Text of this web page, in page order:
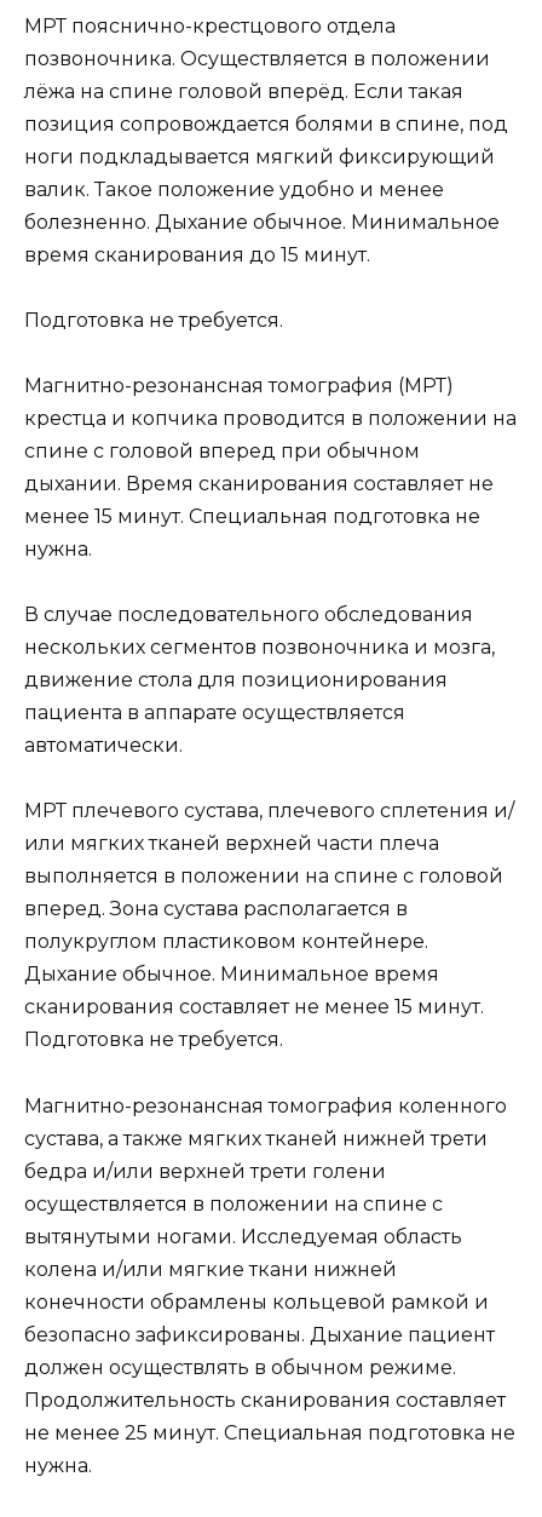
МРТ пояснично-крестцового отдела
позвоночника. Осуществляется в положении
лёжа на спине головой вперёд. Если такая
позиция сопровождается болями в спине, под
ноги подкладывается мягкий фиксирующий
валик. Такое положение удобно и менее
болезненно. Дыхание обычное. Минимальное
время сканирования до 15 минут.
Подготовка не требуется.
Магнитно-резонансная томография (МРТ)
крестца и копчика проводится в положении на
спине с головой вперед при обычном
дыхании. Время сканирования составляет не
менее 15 минут. Специальная подготовка не
нужна.
В случае последовательного обследования
нескольких сегментов позвоночника и мозга,
движение стола для позиционирования
пациента в аппарате осуществляется
автоматически.
МРТ плечевого сустава, плечевого сплетения и/
или мягких тканей верхней части плеча
выполняется в положении на спине с головой
вперед. Зона сустава располагается в
полукруглом пластиковом контейнере.
Дыхание обычное. Минимальное время
сканирования составляет не менее 15 минут.
Подготовка не требуется.
Магнитно-резонансная томография коленного
сустава, а также мягких тканей нижней трети
бедра и/или верхней трети голени
осуществляется в положении на спине с
вытянутыми ногами. Исследуемая область
колена и/или мягкие ткани нижней
конечности обрамлены кольцевой рамкой и
безопасно зафиксированы. Дыхание пациент
должен осуществлять в обычном режиме.
Продолжительность сканирования составляет
не менее 25 минут. Специальная подготовка не
нужна.